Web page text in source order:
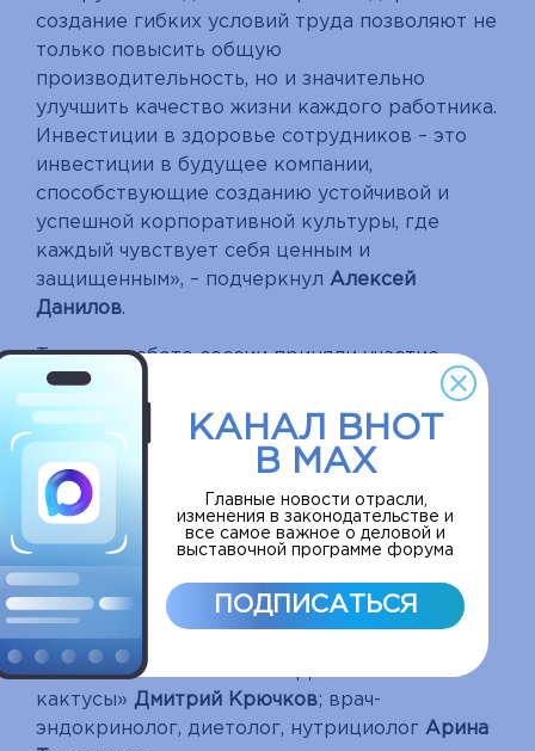
создание гибких условий труда позволяют не
только повысить общую
производительность, но и значительно
улучшить качество жизни каждого работника.
Инвестиции в здоровье сотрудников – это
инвестиции в будущее компании,
способствующие созданию устойчивой и
успешной корпоративной культуры, где
каждый чувствует себя ценным и
защищенным», – подчеркнул Алексей
Данилов.
Также в работе сессии приняли участие
директор Национального агентства по
развитию социальных инициатив
Марина
Курганова
; начальник Управления
организации медицинской помощи и
проектной деятельности УК
«Металлоинвест»Максим
Кравченко;
медицинский психолог ГБУ
«Центр комплексной реабилитации
инвалидов «Бутово», автор национального
проекта «Нейроплощадка», основатель
психологической школы «Дети
кактусы» Дмитрий Крючков; врач-
эндокринолог, диетолог, нутрициолог Арина
КАНАЛ ВНОТ
В MAX
Главные новости отрасли,
изменения в законодательстве и
все самое важное о деловой и
выставочной программе форума
ПОДПИСАТЬСЯ